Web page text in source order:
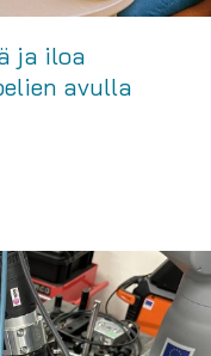
ja iloa
avulla